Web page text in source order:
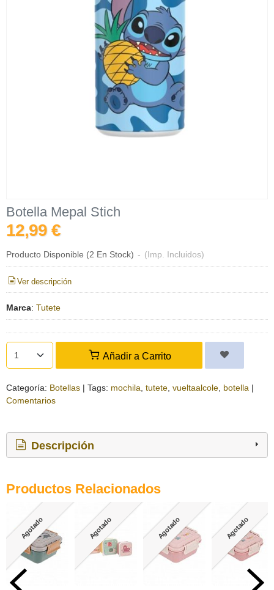
Botella Mepal Stich
12,99 €
Producto Disponible (2 En Stock) - (Imp. Incluidos)
Ver descripción
Marca: Tutete
Añadir a Carrito
Categoría: Botellas | Tags: mochila tutete vueltaalcole botella |
Comentarios
Descripción
Productos Relacionados
Agotado Agotado Agotado Agotado